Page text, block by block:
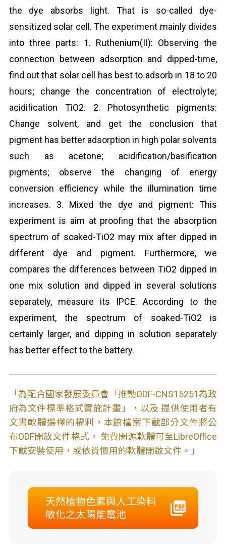
the dye absorbs light. That is so-called dye-
sensitized solar cell. The experiment mainly divides
into three parts: 1. Ruthenium(II): Observing the
connection between adsorption and dipped-time,
find out that solar cell has best to adsorb in 18 to 20
hours; change the concentration of electrolyte;
acidification TiO2. 2. Photosynthetic pigments:
Change solvent, and get the conclusion that
pigment has better adsorption in high polar solvents
such as acetone; acidification/basification
pigments; observe the changing of energy
conversion efficiency while the illumination time
increases. 3. Mixed the dye and pigment: This
experiment is aim at proofing that the absorption
spectrum of soaked-TiO2 may mix after dipped in
different dye and pigment. Furthermore, we
compares the differences between TiO2 dipped in
one mix solution and dipped in several solutions
separately, measure its IPCE. According to the
experiment, the spectrum of soaked-TiO2 is
certainly larger, and dipping in solution separately
has better effect to the battery.
「為配合國家發展委員會「推動ODF-CNS15251為政
府為文件標準格式實施計畫」，以及 提供使用者有
文書軟體選擇的權利，本館檔案下載部分文件將公
布ODF開放文件格式， 免費開源軟體可至LibreOffice
下載安裝使用，或依貴慣用的軟體開啟文件。」
天然植物色素與人工染料
敏化之太陽能電池